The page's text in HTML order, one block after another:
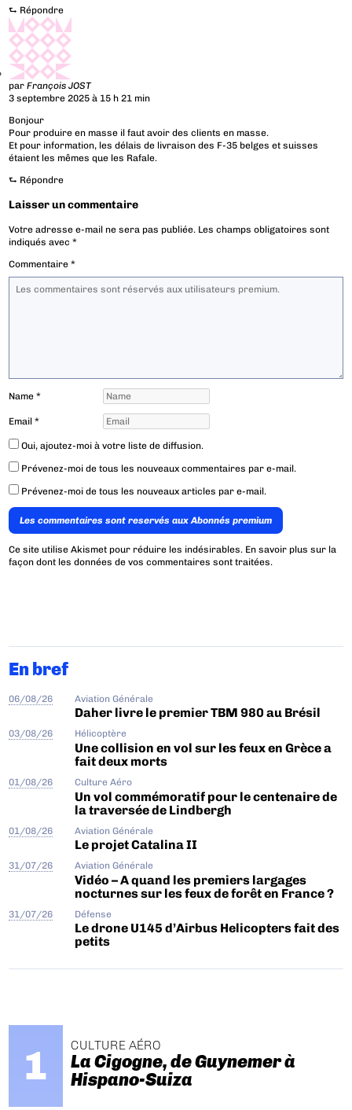
⮑ Répondre
parFrançois JOST
3 septembre 2025 à 15 h 21 min
Bonjour
Pour produire en masse il faut avoir des clients en masse.
Et pour information, les délais de livraison des F-35 belges et suisses
étaient les mêmes que les Rafale.
⮑ Répondre
Laisser un commentaire
Votre adresse e-mail ne sera pas publiée. Les champs obligatoires sont
indiqués avec*
Commentaire*
Name*
Email*
Oui, ajoutez-moi à votre liste de diffusion.
Prévenez-moi de tous les nouveaux commentaires par e-mail.
Prévenez-moi de tous les nouveaux articles par e-mail.
Les commentaires sont reservés aux Abonnés premium
Ce site utilise Akismet pour réduire les indésirables. En savoir plus sur la
façon dont les données de vos commentaires sont traitées.
En bref
06/08/26 Aviation Générale
Daher livre le premier TBM 980 au Brésil
03/08/26 Hélicoptère
Une collision en vol sur les feux en Grèce a
fait deux morts
01/08/26 Culture Aéro
Un vol commémoratif pour le centenaire de
la traversée de Lindbergh
01/08/26 Aviation Générale
Le projet Catalina II
31/07/26 Aviation Générale
Vidéo – A quand les premiers largages
nocturnes sur les feux de forêt en France ?
31/07/26 Défense
Le drone U145 d’Airbus Helicopters fait des
petits
CULTURE AÉRO
La Cigogne, de Guynemer à
Hispano-Suiza